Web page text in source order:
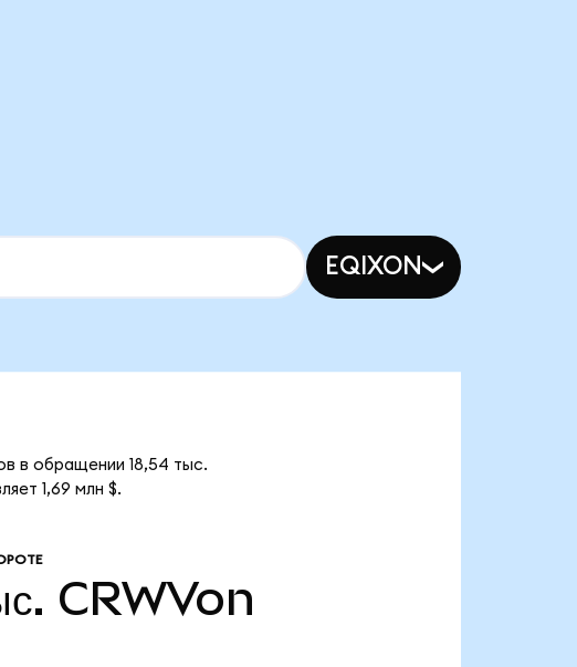
EQIXON
в обращении 18,54 тыс.
1,69 млн $.
CRWVon